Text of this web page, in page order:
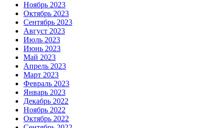
Ноябрь 2023
Октябрь 2023
Сентябрь 2023
Август 2023
Июль 2023
Июнь 2023
Май 2023
Апрель 2023
Март 2023
Февраль 2023
Январь 2023
Декабрь 2022
Ноябрь 2022
Октябрь 2022